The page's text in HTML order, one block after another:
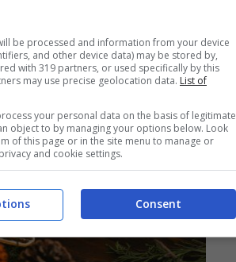
al verde intenso
be processed and information from your device
and other device data) may be stored by,
with 319 partners, or used specifically by this
may use precise geolocation data. List of
your personal data on the basis of legitimate
object to by managing your options below. Look
of this page or in the site menu to manage or
and cookie settings.
Consent